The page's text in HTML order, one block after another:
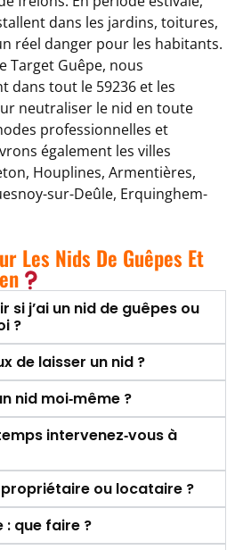
dans les jardins, toitures,
réel danger pour les habitants.
Target Guêpe, nous
dans tout le 59236 et les
neutraliser le nid en toute
professionnelles et
également les villes
Houplines, Armentières,
sur-Deûle, Erquinghem-
Les Nids De Guêpes Et
si j’ai un nid de guêpes ou
?
de laisser un nid ?
nid moi‑même ?
intervenez‑vous à
ou locataire ?
: que faire ?